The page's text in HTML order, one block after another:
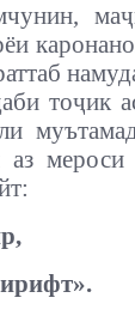
тоҷик
аз